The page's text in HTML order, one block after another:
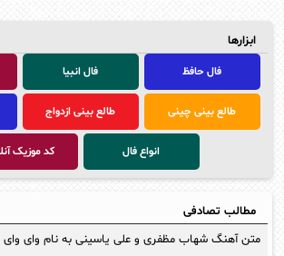
ابزارها
فال حافظ فال انبیا
طالع بینی چینی طالع بینی ازدواج
انواع فال کد موزیک
مطالب تصادفی
متن آهنگ شهاب مظفری و علی یاسینی به نام وای وای